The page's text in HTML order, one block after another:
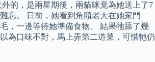
的，是兩星期後，兩貓咪竟為她送上了7
忘。 日前，她看到角頭老大在她家門
，一邊等待她準備食物。 結果牠舔了幾
為口味不對，馬上弄第二道菜，可惜牠仍